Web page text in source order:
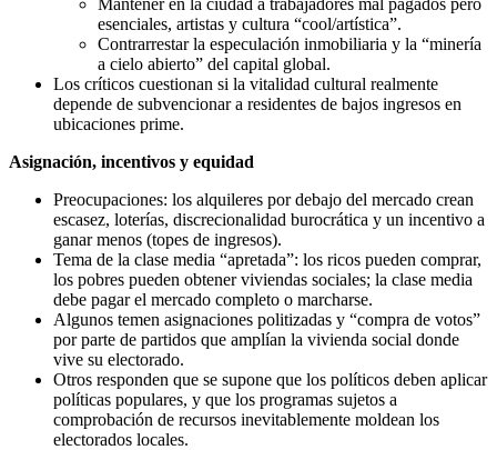
esenciales, artistas y cultura “cool/artística”.
Contrarrestar la especulación inmobiliaria y la “minería
a cielo abierto” del capital global.
Los críticos cuestionan si la vitalidad cultural realmente
depende de subvencionar a residentes de bajos ingresos en
ubicaciones prime.
Asignación, incentivos y equidad
Preocupaciones: los alquileres por debajo del mercado crean
escasez, loterías, discrecionalidad burocrática y un incentivo a
ganar menos (topes de ingresos).
Tema de la clase media “apretada”: los ricos pueden comprar,
los pobres pueden obtener viviendas sociales; la clase media
debe pagar el mercado completo o marcharse.
Algunos temen asignaciones politizadas y “compra de votos”
por parte de partidos que amplían la vivienda social donde
vive su electorado.
Otros responden que se supone que los políticos deben aplicar
políticas populares, y que los programas sujetos a
comprobación de recursos inevitablemente moldean los
electorados locales.